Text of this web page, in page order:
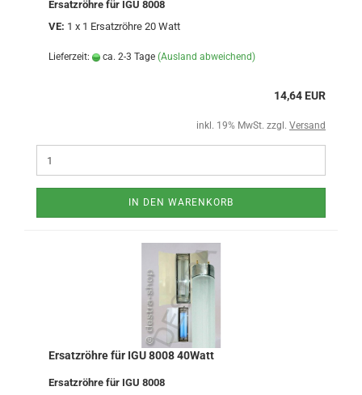
Ersatzröhre für IGU 8008
VE: 1 x 1 Ersatzröhre 20 Watt
Lieferzeit: ca. 2-3 Tage (Ausland abweichend)
14,64 EUR
inkl. 19% MwSt. zzgl. Versand
IN DEN WARENKORB
Ersatzröhre für IGU 8008 40Watt
Ersatzröhre für IGU 8008